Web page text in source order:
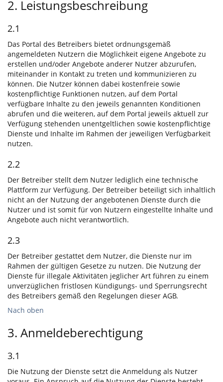
2. Leistungsbeschreibung
2.1
Das Portal des Betreibers bietet ordnungsgemäß
angemeldeten Nutzern die Möglichkeit eigene Angebote zu
erstellen und/oder Angebote anderer Nutzer abzurufen,
miteinander in Kontakt zu treten und kommunizieren zu
können. Die Nutzer können dabei kostenfreie sowie
kostenpflichtige Funktionen nutzen, auf dem Portal
verfügbare Inhalte zu den jeweils genannten Konditionen
abrufen und die weiteren, auf dem Portal jeweils aktuell zur
Verfügung stehenden unentgeltlichen sowie kostenpflichtige
Dienste und Inhalte im Rahmen der jeweiligen Verfügbarkeit
nutzen.
2.2
Der Betreiber stellt dem Nutzer lediglich eine technische
Plattform zur Verfügung. Der Betreiber beteiligt sich inhaltlich
nicht an der Nutzung der angebotenen Dienste durch die
Nutzer und ist somit für von Nutzern eingestellte Inhalte und
Angebote auch nicht verantwortlich.
2.3
Der Betreiber gestattet dem Nutzer, die Dienste nur im
Rahmen der gültigen Gesetze zu nutzen. Die Nutzung der
Dienste für illegale Aktivitäten jeglicher Art führen zu einem
unverzüglichen fristlosen Kündigungs- und Sperrungsrecht
des Betreibers gemäß den Regelungen dieser AGB.
Nach oben
3. Anmeldeberechtigung
3.1
Die Nutzung der Dienste setzt die Anmeldung als Nutzer